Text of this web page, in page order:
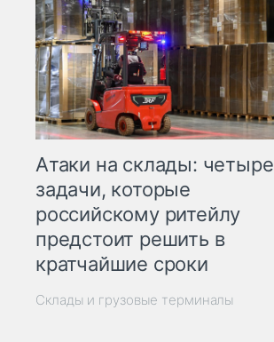
Атаки на склады: четыре
задачи, которые
российскому ритейлу
предстоит решить в
кратчайшие сроки
Склады и грузовые терминалы